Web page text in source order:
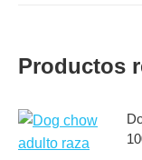
Productos